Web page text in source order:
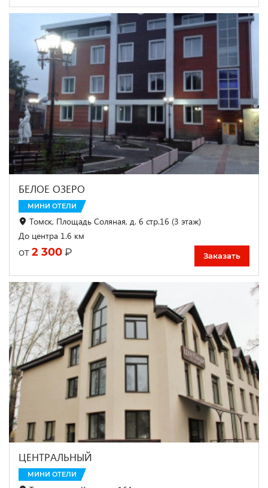
БЕЛОЕ ОЗЕРО
МИНИ ОТЕЛИ
Томск, Площадь Соляная, д. 6 стр.16 (3 этаж)
До центра 1.6 км
от 2 300 ₽ Заказать
ЦЕНТРАЛЬНЫЙ
МИНИ ОТЕЛИ